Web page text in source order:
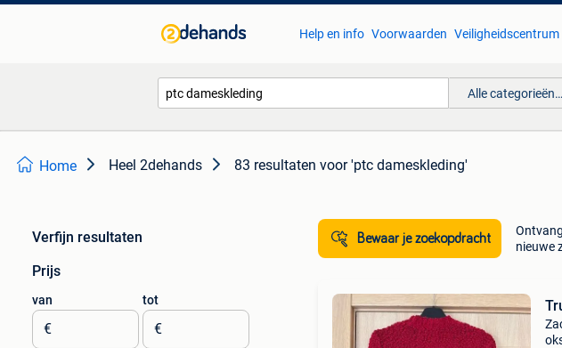
Help en info Voorwaarden Veiligheidscentrum
Alle categorieën…
Home Heel 2dehands 83 resultaten voor 'ptc dameskleding'
Verfijn resultaten
Prijs
van
€
tot
€
Bewaar je zoekopdracht
nieuwe